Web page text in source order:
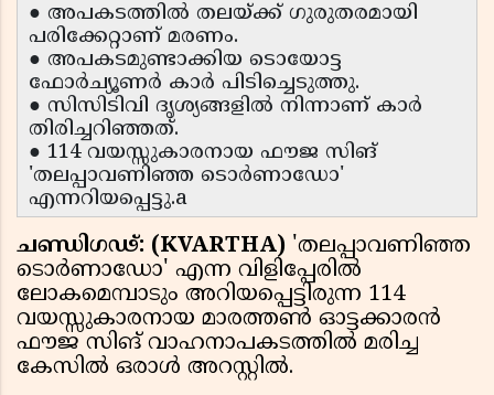
● അപകടത്തിൽ തലയ്ക്ക് ഗുരുതരമായി
പരിക്കേറ്റാണ് മരണം.
● അപകടമുണ്ടാക്കിയ ടൊയോട്ട
ഫോർച്യൂണർ കാർ പിടിച്ചെടുത്തു.
● സിസിടിവി ദൃശ്യങ്ങളിൽ നിന്നാണ് കാർ
തിരിച്ചറിഞ്ഞത്.
● 114 വയസ്സുകാരനായ ഫൗജ സിങ്
'തലപ്പാവണിഞ്ഞ ടൊർണാഡോ'
എന്നറിയപ്പെട്ടു.a
ചണ്ഡിഗഢ്: (KVARTHA) 'തലപ്പാവണിഞ്ഞ
ടൊർണാഡോ' എന്ന വിളിപ്പേരിൽ
ലോകമെമ്പാടും അറിയപ്പെട്ടിരുന്ന 114
വയസ്സുകാരനായ മാരത്തൺ ഓട്ടക്കാരൻ
ഫൗജ സിങ് വാഹനാപകടത്തിൽ മരിച്ച
കേസിൽ ഒരാൾ അറസ്റ്റിൽ.